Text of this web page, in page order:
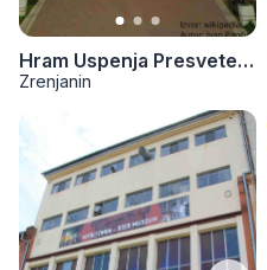
Hram Uspenja Presvete Bogorodice
Zrenjanin